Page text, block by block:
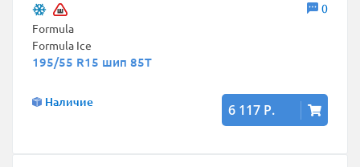
0
Formula
Formula Ice
195/55 R15 шип 85T
Наличие 6 117 Р.